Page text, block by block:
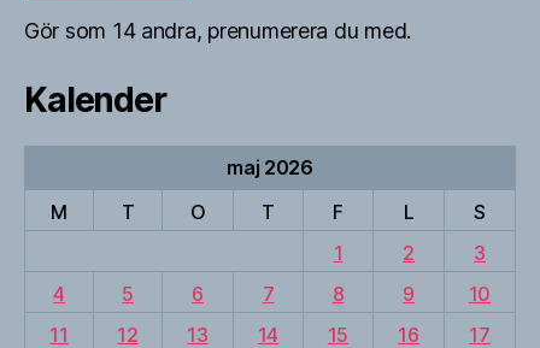
Gör som 14 andra, prenumerera du med.
Kalender
maj 2026
M
T O T F L
S
1
2
3
4
5 6 7 8 9
10
11
12 13 14 15 16
17